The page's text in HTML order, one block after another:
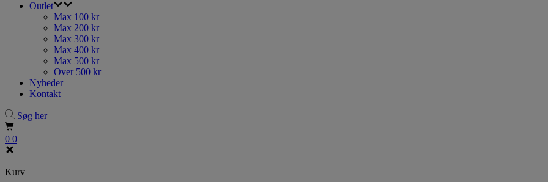
Outlet
Max 100 kr
Max 200 kr
Max 300 kr
Max 400 kr
Max 500 kr
Over 500 kr
Nyheder
Kontakt
Søg her
0 0
Kurv